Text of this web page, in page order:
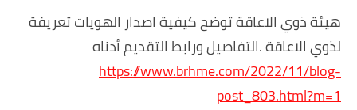
هيئة ذوي الاعاقة توضح كيفية اصدار الهويات تعريفة
لذوي الاعاقة .التفاصيل ورابط التقديم أدناه
https://www.brhme.com/2022/11/blog-
post_803.html?m=1